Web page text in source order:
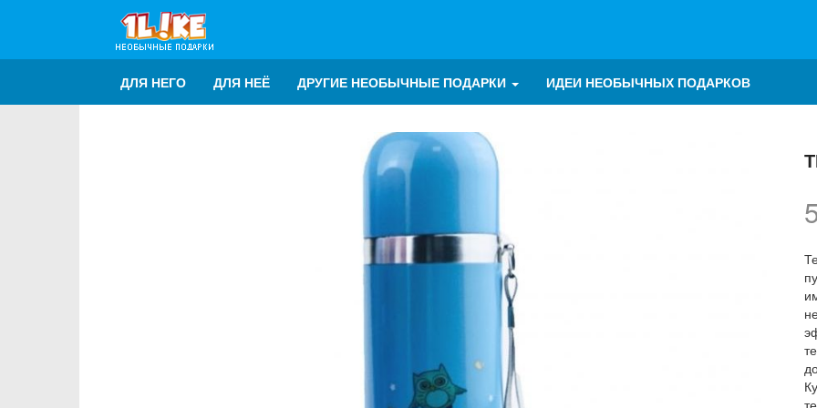
ДЛЯ НЕГО ДЛЯ НЕЁ ДРУГИЕ НЕОБЫЧНЫЕ ПОДАРКИ ИДЕИ НЕОБЫЧНЫХ ПОДАРКОВ